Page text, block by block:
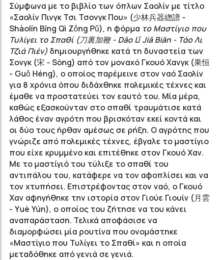
Σύμφωνα με το βιβλίο των όπλων Σαολίν με τίτλο
«Σαολίν Πινγκ Τσι Τσονγκ Που» (少林兵器緫譜 -
Shàolín Bīng Qì Zǒng Pǔ), η φόρμα το Μαστίγιο που
Τυλίγει το Σπαθί (刀裏加鞭 - Dāo Lǐ Jiā Biān - Τάο Λι
Τζιά Πιέν) δημιουργήθηκε κατά τη δυναστεία των
Σονγκ (宋 - Sòng) από τον μοναχό Γκουό Χανγκ (果恒
- Guǒ Héng), ο οποίος παρέμεινε στον ναό Σαολίν
για 8 χρόνια όπου διδάχθηκε πολεμικές τέχνες και
έμαθε να προστατεύει τον εαυτό του. Μία μέρα,
καθώς εξασκούνταν στο σπαθί τραυμάτισε κατά
λάθος έναν αγρότη που βρισκόταν εκεί κοντά και
οι δύο τους ήρθαν αμέσως σε ρήξη. Ο αγρότης που
γνώριζε από πολεμικές τέχνες, έβγαλε το μαστίγιο
που είχε κρυμμένο και επιτέθηκε στον Γκουό Χαν.
Με το μαστίγιό του τύλιξε το σπαθί του
αντιπάλου του, κατάφερε να τον αφοπλίσει και να
τον χτυπήσει. Επιστρέφοντας στον ναό, ο Γκουό
Χαν αφηγήθηκε την ιστορία στον Γιούε Γιουίν (月雲
- Yuè Yún), ο οποίος του ζήτησε να του κάνει
αναπαράσταση. Τελικά αποφάσισε να
διαμορφώσει μία ρουτίνα που ονομάστηκε
«Μαστίγιο που Τυλίγει το Σπαθί» και η οποία
μεταδόθηκε από γενιά σε γενιά.